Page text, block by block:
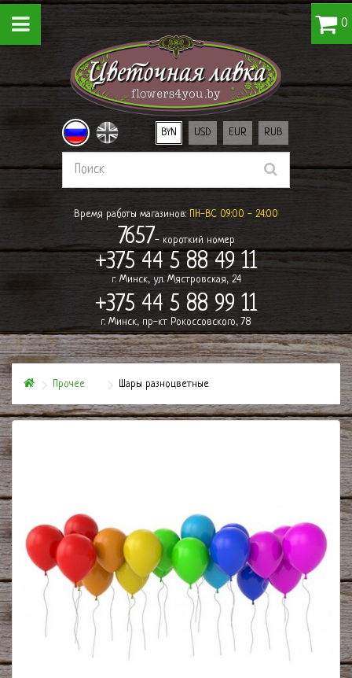
BYN USD EUR RUB
Время работы магазинов: ПН-ВС 09:00 - 24:00
7657- короткий номер
+375 44 5 88 49 11
г. Минск, ул. Мястровская, 24
+375 44 5 88 99 11
г. Минск, пр-кт Рокоссовского, 78
0
Прочее Шары разноцветные